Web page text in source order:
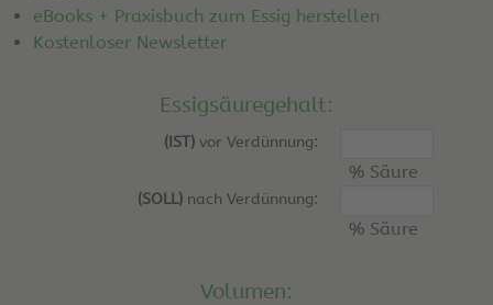
eBooks + Praxisbuch zum Essig herstellen
Kostenloser Newsletter
Essigsäuregehalt:
(IST)vor Verdünnung:
% Säure
(SOLL)nach Verdünnung:
% Säure
Volumen: